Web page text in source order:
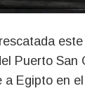
Puerto San
Egipto en